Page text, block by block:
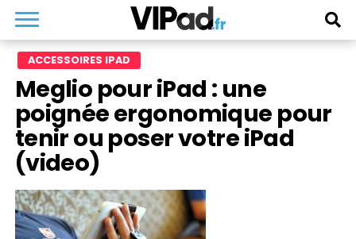
ACCESSOIRES IPAD
Meglio pour iPad : une
poignée ergonomique pour
tenir ou poser votre iPad
(video)